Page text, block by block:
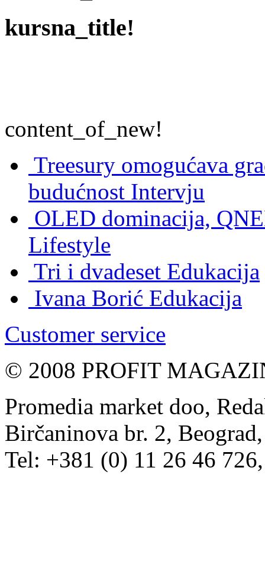
kursna_title!
content_of_new!
Treesury omogućava
budućnost Intervju
OLED dominacija,
Lifestyle
Tri i dvadeset Edukacija
Ivana Borić Edukacija
Customer service
© 2008 PROFIT
Promedia market doo,
Birčaninova br. 2,
Tel: +381 (0) 11 26 46